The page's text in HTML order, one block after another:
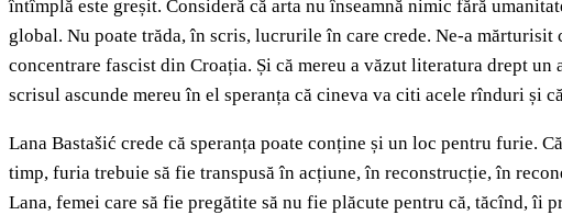
întîmplă este greșit. Consideră că arta nu înseamnă nimic fără
global. Nu poate trăda, în scris, lucrurile în care crede. Ne-a
concentrare fascist din Croația. Și că mereu a văzut literatura drept
scrisul ascunde mereu în el speranța că cineva va citi acele rînduri și
Lana Bastašić crede că speranța poate conține și un loc pentru furie.
timp, furia trebuie să fie transpusă în acțiune, în reconstrucție, în
Lana, femei care să fie pregătite să nu fie plăcute pentru că, tăcînd,